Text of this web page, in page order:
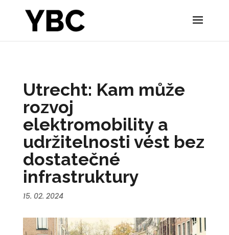
Utrecht: Kam může
rozvoj
elektromobility a
udržitelnosti vést bez
dostatečné
infrastruktury
15. 02. 2024